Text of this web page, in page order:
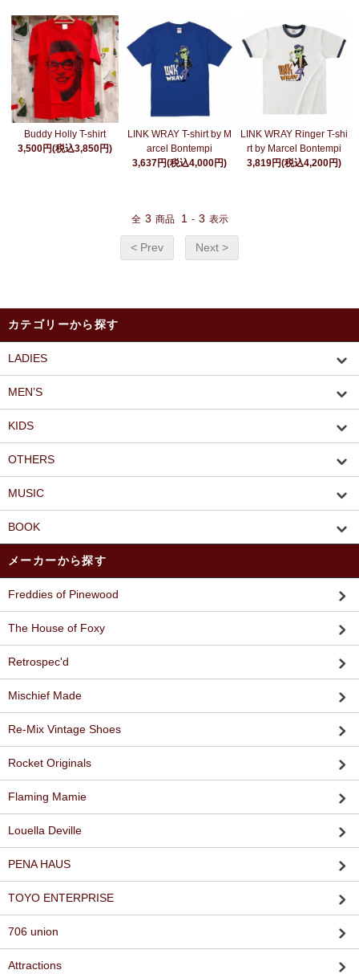
Buddy Holly T-shirt
3,500円(税込3,850円)
LINK WRAY T-shirt by M
arcel Bontempi
3,637円(税込4,000円)
LINK WRAY Ringer T-shi
rt by Marcel Bontempi
3,819円(税込4,200円)
全 3 商品 1 - 3 表示
< Prev Next >
カテゴリーから探す
LADIES
MEN’S
KIDS
OTHERS
MUSIC
BOOK
メーカーから探す
Freddies of Pinewood
The House of Foxy
Retrospec'd
Mischief Made
Re-Mix Vintage Shoes
Rocket Originals
Flaming Mamie
Louella Deville
PENA HAUS
TOYO ENTERPRISE
706 union
Attractions